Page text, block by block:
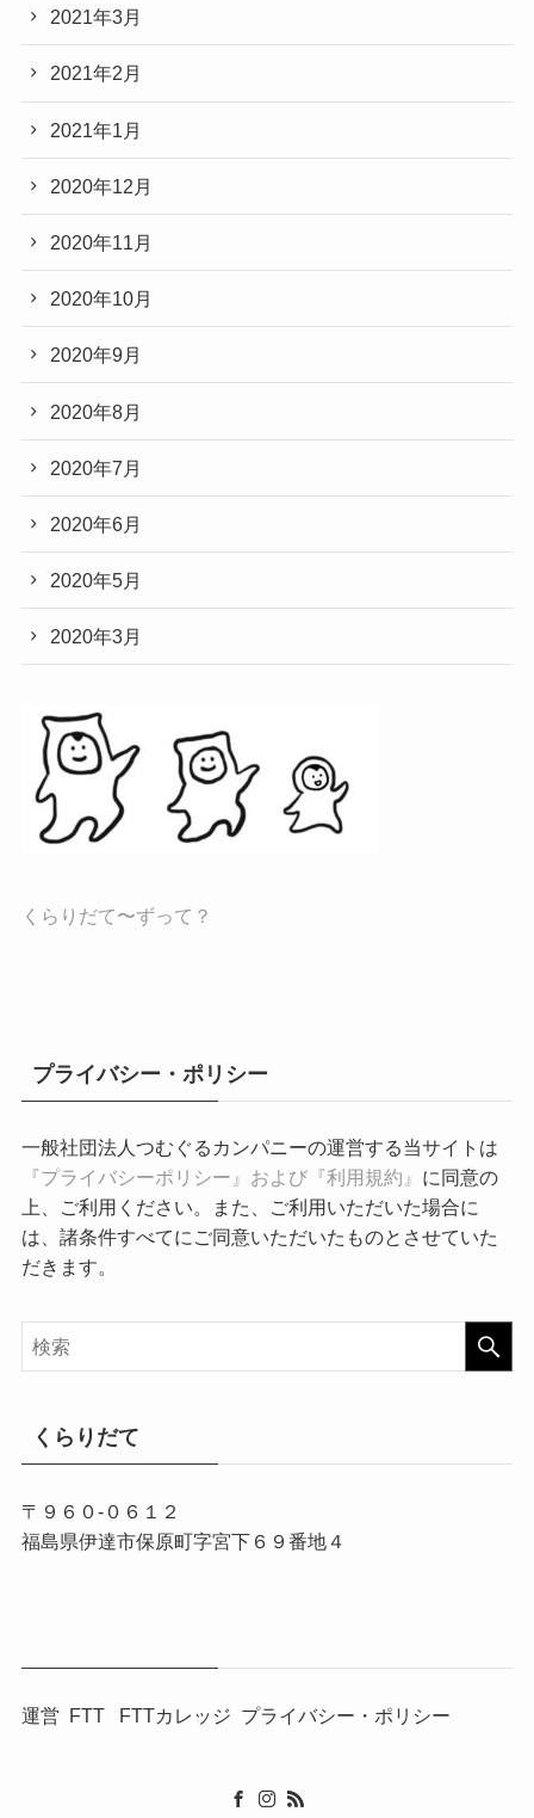
2021年3月
2021年2月
2021年1月
2020年12月
2020年11月
2020年10月
2020年9月
2020年8月
2020年7月
2020年6月
2020年5月
2020年3月
くらりだて〜ずって？
プライバシー・ポリシー
一般社団法人つむぐるカンパニーの運営する当サイトは
『プライバシーポリシー』および『利用規約』 に同意の
上、ご利用ください。また、ご利用いただいた場合に
は、諸条件すべてにご同意いただいたものとさせていた
だきます。
くらりだて
〒９６０-０６１２
福島県伊達市保原町字宮下６９番地４
運営 FTT FTTカレッジ プライバシー・ポリシー